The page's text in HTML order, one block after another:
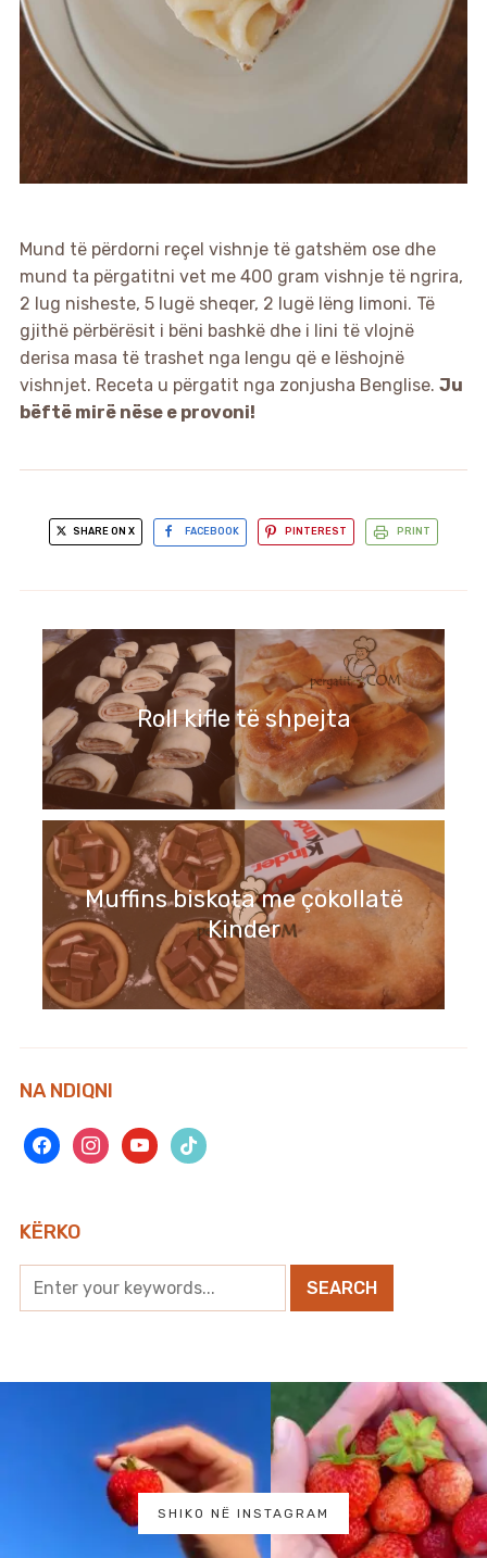
Mund të përdorni reçel vishnje të gatshëm ose dhe
mund ta përgatitni vet me 400 gram vishnje të ngrira,
2 lug nisheste, 5 lugë sheqer, 2 lugë lëng limoni. Të
gjithë përbërësit i bëni bashkë dhe i lini të vlojnë
derisa masa të trashet nga lengu që e lëshojnë
vishnjet. Receta u përgatit nga zonjusha Benglise. Ju
bëftë mirë nëse e provoni!
SHARE ON X FACEBOOK PINTEREST PRINT
Roll kifle të shpejta
Muffins biskota me çokollatë
Kinder
NA NDIQNI
facebookinstagramyoutubetiktok
KËRKO
SHIKO NË INSTAGRAM